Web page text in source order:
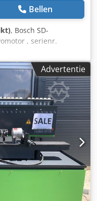
Bellen
, Bosch SD-
, serienr.
152 x 152 mm, Ø
gebruikssporen
functioneel LET OP:
graag apart opvragen!
en transport apart
Advertentie